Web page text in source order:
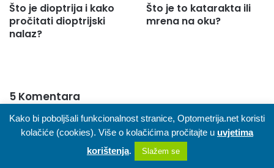
Što je dioptrija i kako
pročitati dioptrijski
nalaz?
Što je to katarakta ili
mrena na oku?
5 Komentara
zoran
n
a
23/01/2013 u 17:53
Kako bi poboljšali funkcionalnost stranice, Optometrija.net koristi
kolačiće (cookies). Više o kolačićima pročitajte u uvjetima
korištenja. Slažem se